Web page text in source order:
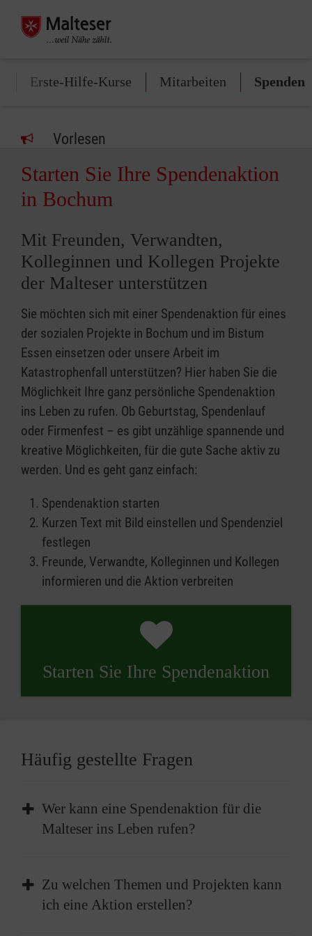
Erste-Hilfe-Kurse Mitarbeiten Spenden
Vorlesen
Starten Sie Ihre Spendenaktion
in Bochum
Mit Freunden, Verwandten,
Kolleginnen und Kollegen Projekte
der Malteser unterstützen
Sie möchten sich mit einer Spendenaktion für eines
der sozialen Projekte in Bochum und im Bistum
Essen einsetzen oder unsere Arbeit im
Katastrophenfall unterstützen? Hier haben Sie die
Möglichkeit Ihre ganz persönliche Spendenaktion
ins Leben zu rufen. Ob Geburtstag, Spendenlauf
oder Firmenfest – es gibt unzählige spannende und
kreative Möglichkeiten, für die gute Sache aktiv zu
werden. Und es geht ganz einfach:
Spendenaktion starten
Kurzen Text mit Bild einstellen und Spendenziel
festlegen
Freunde, Verwandte, Kolleginnen und Kollegen
informieren und die Aktion verbreiten
Starten Sie Ihre Spendenaktion
Häufig gestellte Fragen
Wer kann eine Spendenaktion für die
Malteser ins Leben rufen?
Jeder, der möchte, kann eine Spendenaktion
für die Malteser ins Leben rufen. Ob als
Zu welchen Themen und Projekten kann
ich eine Aktion erstellen?